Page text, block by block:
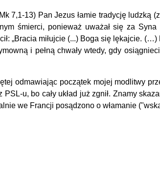
7,1-13) Pan Jezus łamie tradycję ludzką
śmierci, ponieważ uważał się za
„Bracia miłujcie (...) Boga się lękajcie. (…)
i pełną chwały wtedy, gdy
odmawiając początek mojej modlitwy
u, bo cały układ już zgnił. Znamy
we Francji posądzono o włamanie